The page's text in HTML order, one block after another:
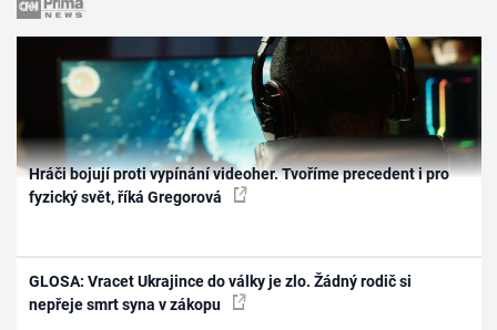
Hráči bojují proti vypínání videoher. Tvoříme precedent i pro
fyzický svět, říká Gregorová
GLOSA: Vracet Ukrajince do války je zlo. Žádný rodič si
nepřeje smrt syna v zákopu